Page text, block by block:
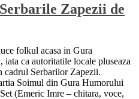
Zapezii de
folkul acasa in Gura
ca autoritatile locale pluseaza
cadrul Serbarilor Zapezii.
Soimul din Gura Humorului
(Emeric Imre – chitara, voce,